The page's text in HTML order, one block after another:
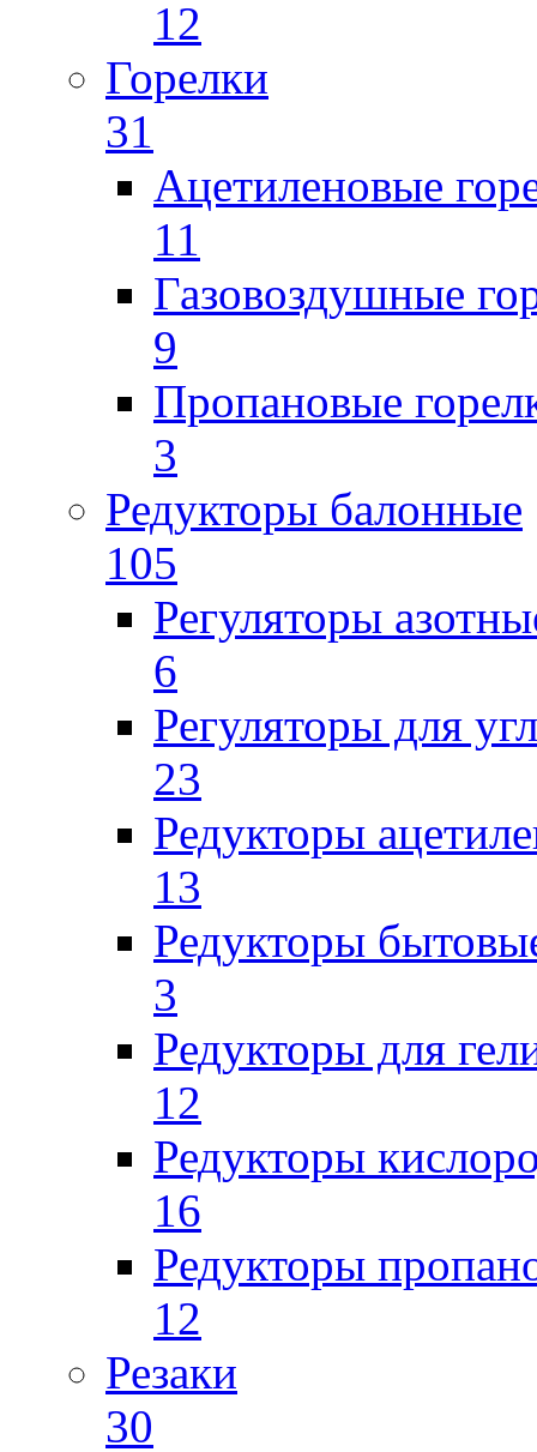
12
Горелки
31
Ацетиленовые
11
Газовоздушные
9
Пропановые
3
Редукторы балонные
105
Регуляторы
6
Регуляторы для
23
Редукторы
13
Редукторы
3
Редукторы для
12
Редукторы
16
Редукторы
12
Резаки
30